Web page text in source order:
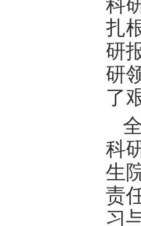
扎
研
研
了
科
生
责
习